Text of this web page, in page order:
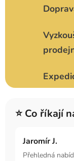
⭐ Co říkají
Jaromír J.
Přehledná